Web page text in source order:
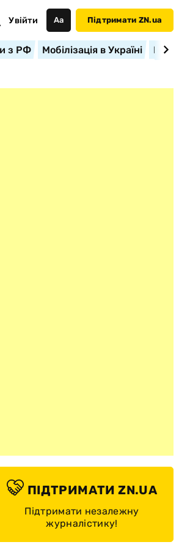
Увійти Аа Підтримати ZN.ua
з РФ Мобілізація в Україні
HOLSTON / POOL
ПІДТРИМАТИ ZN.UA
Підтримати незалежну
журналістику!